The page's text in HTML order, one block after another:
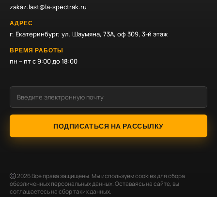
zakaz.last@la-spectrak.ru
АДРЕС
г. Екатеринбург, ул. Шаумяна, 73А, оф 309, 3-й этаж
ВРЕМЯ РАБОТЫ
пн – пт с 9:00 до 18:00
ПОДПИСАТЬСЯ НА РАССЫЛКУ
2026Все права защищены. Мы используем cookies для сбора
обезличенных персональных данных. Оставаясь на сайте, вы
соглашаетесь на сбор таких данных.